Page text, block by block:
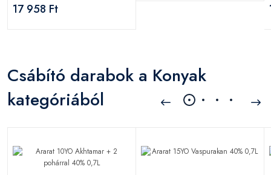
17 958 Ft
Csábító darabok a Konyak
kategóriából